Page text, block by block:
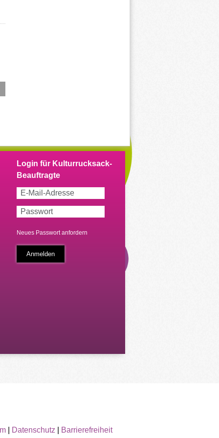
Neues Passwort anfordern
| Datenschutz Barrierefreiheit